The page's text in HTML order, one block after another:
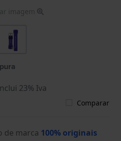
imagem
23% Iva
Comparar
de marca 100% originais